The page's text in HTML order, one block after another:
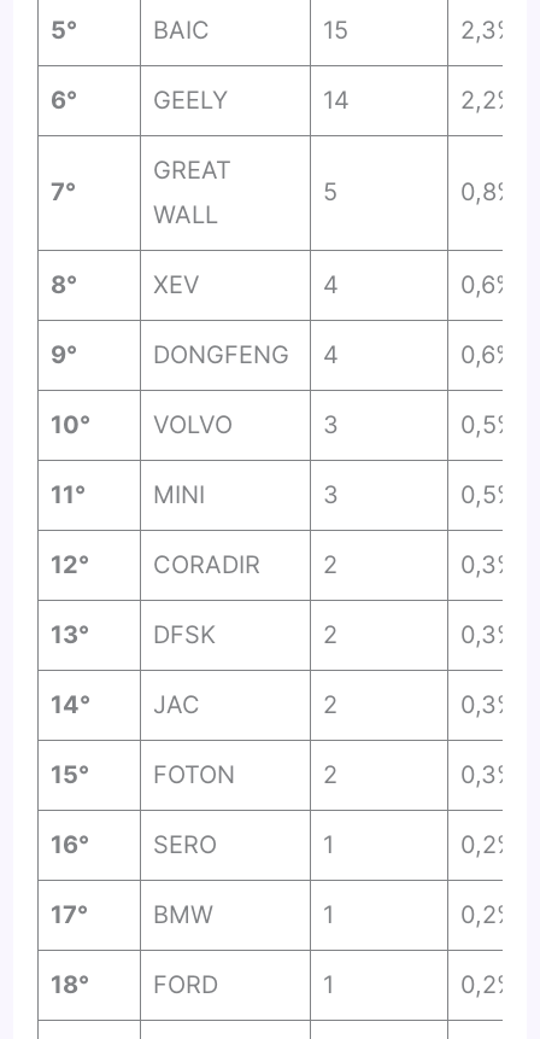
5° BAIC 15 2,3%
6° GEELY 14 2,2%
7°
GREAT
WALL
5 0,8%
8° XEV 4 0,6%
9° DONGFENG 4 0,6%
10° VOLVO 3 0,5%
11° MINI 3 0,5%
12° CORADIR 2 0,3%
13° DFSK 2 0,3%
14° JAC 2 0,3%
15° FOTON 2 0,3%
16° SERO 1 0,2%
17° BMW 1 0,2%
18° FORD 1 0,2%